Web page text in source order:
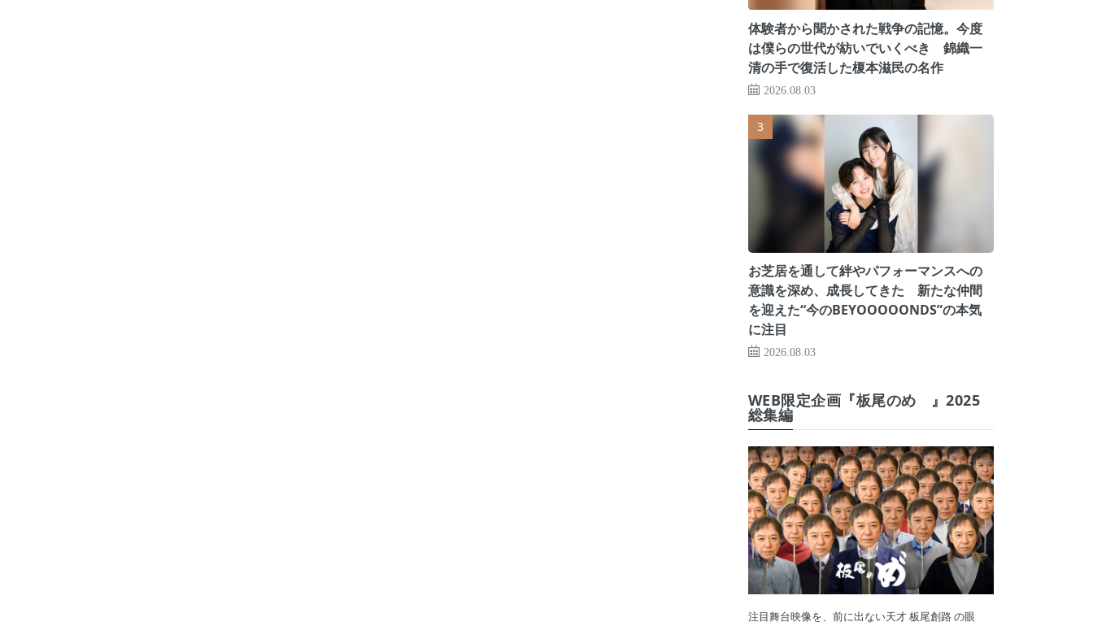
体験者から聞かされた戦争の記憶。今度
は僕らの世代が紡いでいくべき 錦織一
清の手で復活した榎本滋民の名作
2026.08.03
お芝居を通して絆やパフォーマンスへの
意識を深め、成長してきた 新たな仲間
を迎えた“今のBEYOOOOONDS”の本気
に注目
2026.08.03
WEB限定企画『板尾のめ゙』2025
総集編
注目舞台映像を、前に出ない天才 板尾創路 の眼